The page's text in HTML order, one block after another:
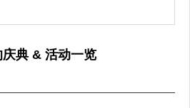
典 & 活动一览